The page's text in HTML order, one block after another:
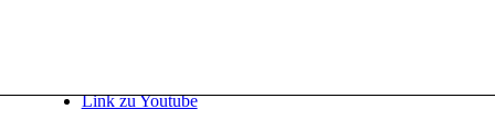
Link zu Youtube